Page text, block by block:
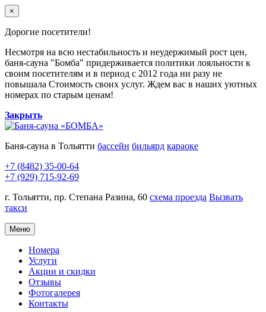
×
Дорогие посетители!
Несмотря на всю нестабильность и неудержимый рост цен,
баня-сауна "Бомба" придерживается политики лояльности к
своим посетителям и в период с 2012 года ни разу не
повышала Стоимость своих услуг. Ждем вас в наших уютных
номерах по старым ценам!
Закрыть
Баня-сауна в Тольятти бассейн бильярд караоке
+7 (8482) 35-00-64
+7 (929) 715-92-69
г. Тольятти, пр. Степана Разина, 60 схема проезда Вызвать
такси
Меню
Номера
Услуги
Акции и скидки
Отзывы
Фотогалерея
Контакты